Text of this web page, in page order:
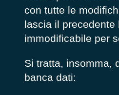
con tutte le
lascia il precedente
immodificabile per
Si tratta, insomma,
banca dati: